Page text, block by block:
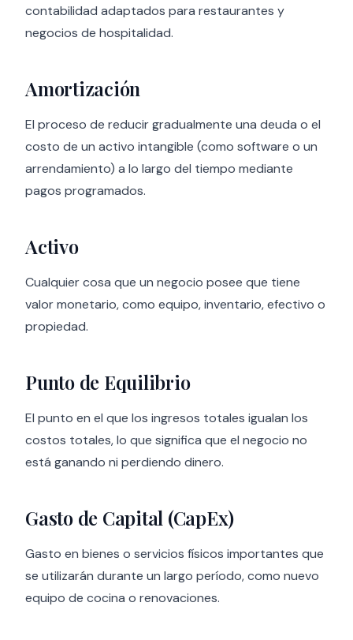
contabilidad adaptados para restaurantes y
negocios de hospitalidad.
Amortización
El proceso de reducir gradualmente una deuda o el
costo de un activo intangible (como software o un
arrendamiento) a lo largo del tiempo mediante
pagos programados.
Activo
Cualquier cosa que un negocio posee que tiene
valor monetario, como equipo, inventario, efectivo o
propiedad.
Punto de Equilibrio
El punto en el que los ingresos totales igualan los
costos totales, lo que significa que el negocio no
está ganando ni perdiendo dinero.
Gasto de Capital (CapEx)
Gasto en bienes o servicios físicos importantes que
se utilizarán durante un largo período, como nuevo
equipo de cocina o renovaciones.